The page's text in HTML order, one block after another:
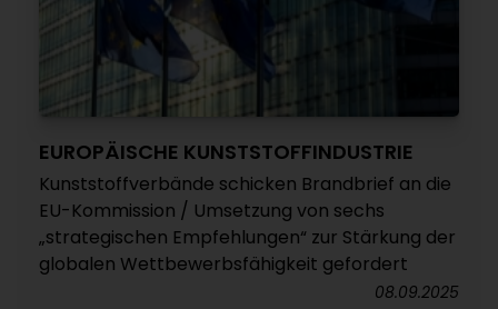
EUROPÄISCHE KUNSTSTOFFINDUSTRIE
Kunststoffverbände schicken Brandbrief an die
EU-Kommission / Umsetzung von sechs
„strategischen Empfehlungen“ zur Stärkung der
globalen Wettbewerbsfähigkeit gefordert
08.09.2025